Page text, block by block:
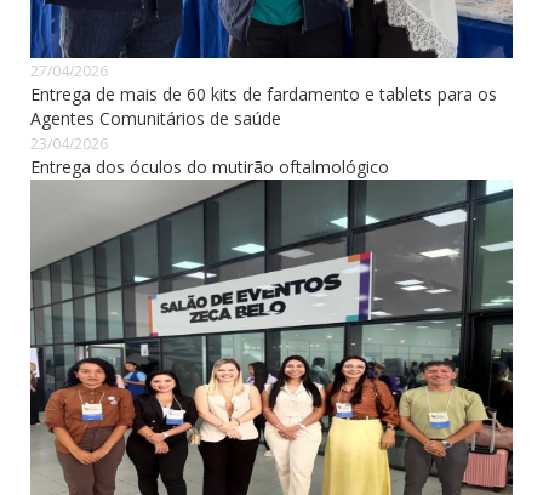
27/04/2026
Entrega de mais de 60 kits de fardamento e tablets para os
Agentes Comunitários de saúde
23/04/2026
Entrega dos óculos do mutirão oftalmológico